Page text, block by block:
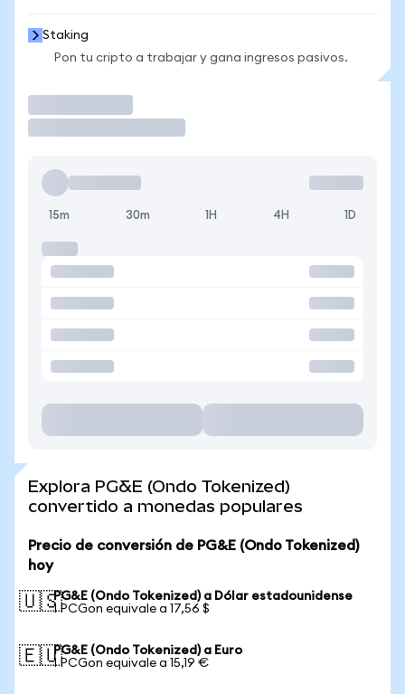
Staking
Pon tu cripto a trabajar y gana ingresos pasivos.
15m 30m 1H 4H 1D
Explora PG&E (Ondo Tokenized)
convertido a monedas populares
Precio de conversión de PG&E (Ondo Tokenized)
hoy
🇺🇸PG&E (Ondo Tokenized) a Dólar estadounidense
1 PCGon equivale a 17,56 $
🇪🇺PG&E (Ondo Tokenized) a Euro
1 PCGon equivale a 15,19 €